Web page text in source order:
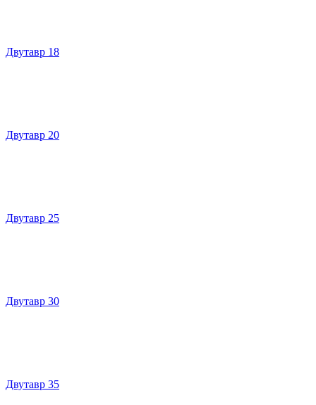
Двутавр 18
Двутавр 20
Двутавр 25
Двутавр 30
Двутавр 35